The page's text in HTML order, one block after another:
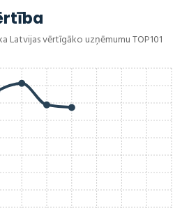
Latvijas vērtīgāko uzņēmumu TOP101